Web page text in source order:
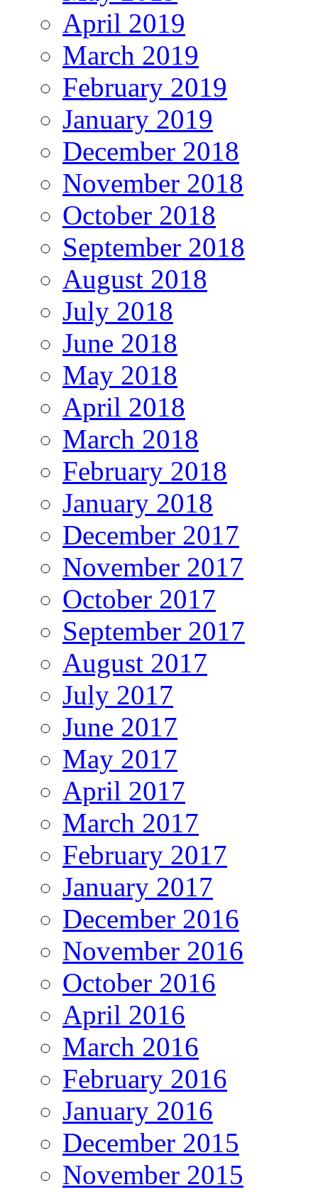
April 2019
March 2019
February 2019
January 2019
December 2018
November 2018
October 2018
September 2018
August 2018
July 2018
June 2018
May 2018
April 2018
March 2018
February 2018
January 2018
December 2017
November 2017
October 2017
September 2017
August 2017
July 2017
June 2017
May 2017
April 2017
March 2017
February 2017
January 2017
December 2016
November 2016
October 2016
April 2016
March 2016
February 2016
January 2016
December 2015
November 2015